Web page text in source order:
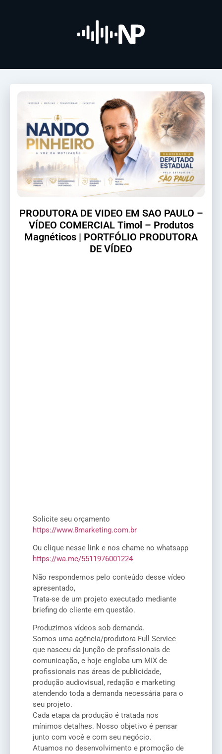
PRODUTORA DE VIDEO EM SAO PAULO –
VÍDEO COMERCIAL Timol – Produtos
Magnéticos | PORTFÓLIO PRODUTORA
DE VÍDEO
Solicite seu orçamento
https://www.8marketing.com.br
Ou clique nesse link e nos chame no whatsapp
https://wa.me/5511976001224
Não respondemos pelo conteúdo desse vídeo
apresentado,
Trata-se de um projeto executado mediante
briefing do cliente em questão.
Produzimos vídeos sob demanda.
Somos uma agência/produtora Full Service
que nasceu da junção de profissionais de
comunicação, e hoje engloba um MIX de
profissionais nas áreas de publicidade,
produção audiovisual, redação e marketing
atendendo toda a demanda necessária para o
seu projeto.
Cada etapa da produção é tratada nos
mínimos detalhes. Nosso objetivo é pensar
junto com você e com seu negócio.
Atuamos no desenvolvimento e promoção de